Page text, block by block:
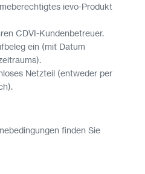
ievo-Produkt
CDVI-Kundenbetreuer.
ein (mit Datum
Netzteil (entweder per
finden Sie